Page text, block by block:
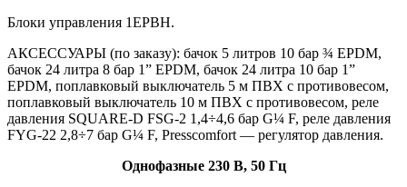
Блоки управления 1EPBH.
АКСЕССУАРЫ (по заказу): бачок 5 литров 10 бар ¾ EPDM,
бачок 24 литра 8 бар 1” EPDM, бачок 24 литра 10 бар 1”
EPDM, поплавковый выключатель 5 м ПВХ с противовесом,
поплавковый выключатель 10 м ПВХ с противовесом, реле
давления SQUARE-D FSG-2 1,4÷4,6 бар G¼ F, реле давления
FYG-22 2,8÷7 бар G¼ F, Presscomfort — регулятор давления.
Однофазные 230 В, 50 Гц